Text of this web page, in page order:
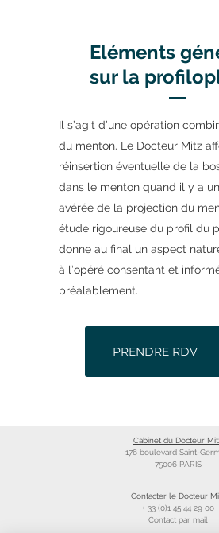
Eléments
sur la
Il s’agit d’une opération
du menton. Le Docteur Mitz
réinsertion éventuelle de la
dans le menton quand il y a
avérée de la projection du
étude rigoureuse du profil du
donne au final un aspect
à l’opéré consentant et
préalablement.
PRENDRE RDV
Cabinet du Docteur
176 boulevard Saint-
75006 PARIS
Contacter le Docteur
+ 33 (0)1 45 44 29 00
Contact par mail